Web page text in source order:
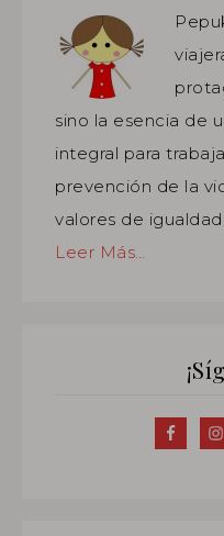
sino la esencia de
integral para
prevención de la
valores de
Leer Más…